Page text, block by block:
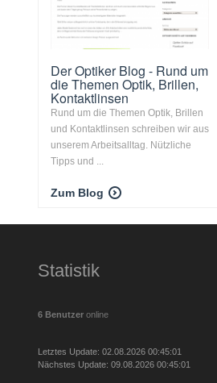
Der Optiker Blog - Rund um
die Themen Optik, Brillen,
Kontaktlinsen
Rund um die Themen Optik, Brillen
und Kontaktlinsen schreiben wir aus
unserem Arbeitsalltag. Nützliche
Tipps und ...
Zum Blog
Statistik
6 Benutzer online
Letztes Update: 02.08.2026 00:45:01
Nächstes Update: 09.08.2026 00:45:01